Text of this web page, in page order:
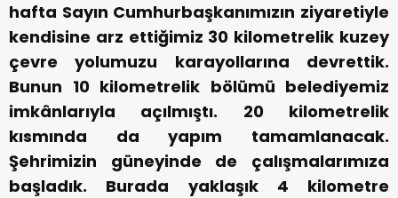
hafta Sayın Cumhurbaşkanımızın ziyaretiyle
kendisine arz ettiğimiz 30 kilometrelik kuzey
çevre yolumuzu karayollarına devrettik.
Bunun 10 kilometrelik bölümü belediyemiz
imkânlarıyla açılmıştı. 20 kilometrelik
kısmında da yapım tamamlanacak.
Şehrimizin güneyinde de çalışmalarımıza
başladık. Burada yaklaşık 4 kilometre